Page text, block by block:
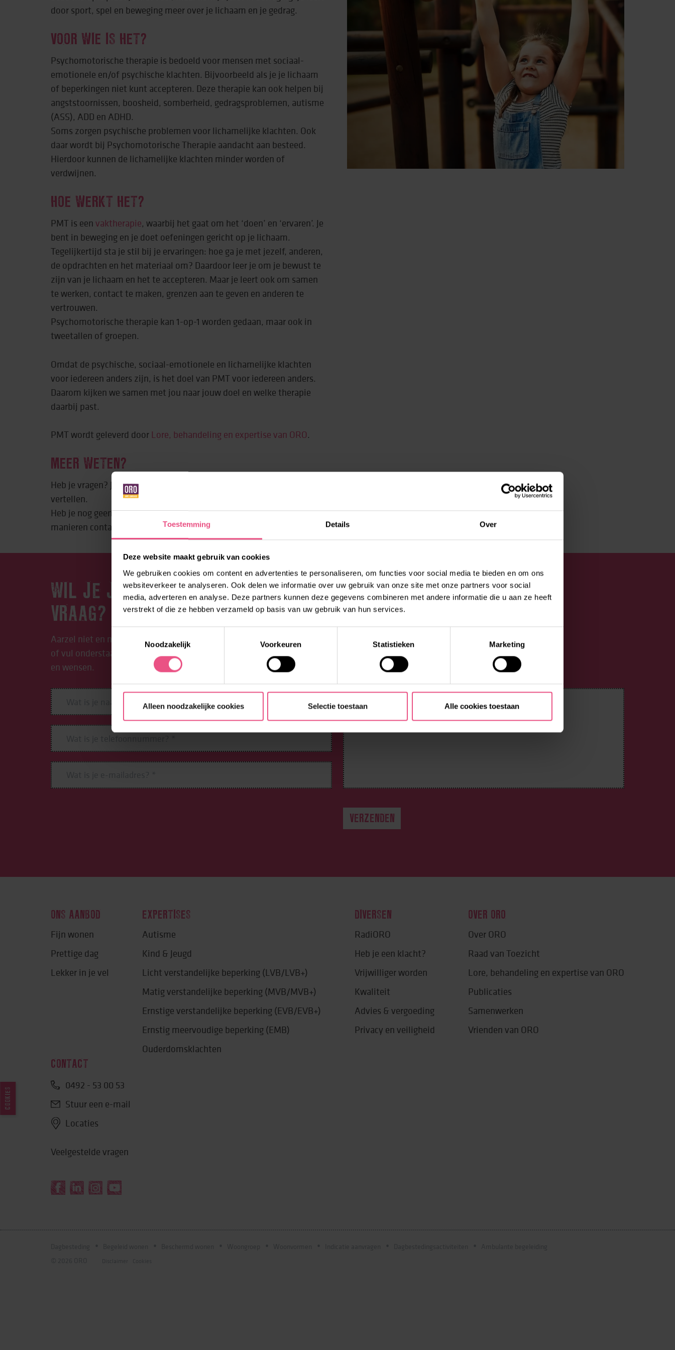
Toestemming Details Over
Deze website maakt gebruik van cookies
We gebruiken cookies om content en advertenties te personaliseren, om functies voor social media te bieden en om ons
websiteverkeer te analyseren. Ook delen we informatie over uw gebruik van onze site met onze partners voor social
media, adverteren en analyse. Deze partners kunnen deze gegevens combineren met andere informatie die u aan ze heeft
verstrekt of die ze hebben verzameld op basis van uw gebruik van hun services.
Noodzakelijk
Voorkeuren Statistieken Marketing
Alleen noodzakelijke cookies Selectie toestaan Alle cookies toestaan
door sport, spel en beweging meer over je lichaam en je gedrag.
VOOR WIE IS HET?
Psychomotorische therapie is bedoeld voor mensen met sociaal-
emotionele en/of psychische klachten. Bijvoorbeeld als je je lichaam
of beperkingen niet kunt accepteren. Deze therapie kan ook helpen bij
angststoornissen, boosheid, somberheid, gedragsproblemen, autisme
(ASS), ADD en ADHD.
Soms zorgen psychische problemen voor lichamelijke klachten. Ook
daar wordt bij Psychomotorische Therapie aandacht aan besteed.
Hierdoor kunnen de lichamelijke klachten minder worden of
verdwijnen.
HOE WERKT HET?
PMT is eenvaktherapie, waarbij het gaat om het ‘doen’ en ‘ervaren’. Je
bent in beweging en je doet oefeningen gericht op je lichaam.
Tegelijkertijd sta je stil bij je ervaringen: hoe ga je met jezelf, anderen,
de opdrachten en het materiaal om? Daardoor leer je om je bewust te
zijn van je lichaam en het te accepteren. Maar je leert ook om samen
te werken, contact te maken, grenzen aan te geven en anderen te
vertrouwen.
Psychomotorische therapie kan 1-op-1 worden gedaan, maar ook in
tweetallen of groepen.
Omdat de psychische, sociaal-emotionele en lichamelijke klachten
voor iedereen anders zijn, is het doel van PMT voor iedereen anders.
Daarom kijken we samen met jou naar jouw doel en welke therapie
daarbij past.
PMT wordt geleverd door Lore, behandeling en expertise van ORO.
MEER WETEN?
Heb je vragen? Je contactpersoon bij ORO kan je hier meer over
vertellen.
Heb je nog geen hulp van ORO? Neem dan via een van onderstaande
manieren contact met ons op.
WIL JE JE AANMELDEN OF HEB JE EEN
VRAAG?
Aarzel niet en neem contact op met Lore. Bel: 088 – 0026300 (optie 1)
of vul onderstaand formulier in. We begeleiden je graag bij jouw vragen
en wensen.
ONS AANBOD
Fijn wonen
Prettige dag
Lekker in je vel
EXPERTISES
Autisme
Kind & Jeugd
Licht verstandelijke beperking (LVB/LVB+)
Matig verstandelijke beperking (MVB/MVB+)
Ernstige verstandelijke beperking (EVB/EVB+)
Ernstig meervoudige beperking (EMB)
Ouderdomsklachten
DIVERSEN
RadiORO
Heb je een klacht?
Vrijwilliger worden
Kwaliteit
Advies & vergoeding
Privacy en veiligheid
OVER ORO
Over ORO
Raad van Toezicht
Lore, behandeling en expertise van ORO
Publicaties
Samenwerken
Vrienden van ORO
CONTACT
0492 - 53 00 53
Stuur een e-mail
Locaties
Veelgestelde vragen
COOKIES